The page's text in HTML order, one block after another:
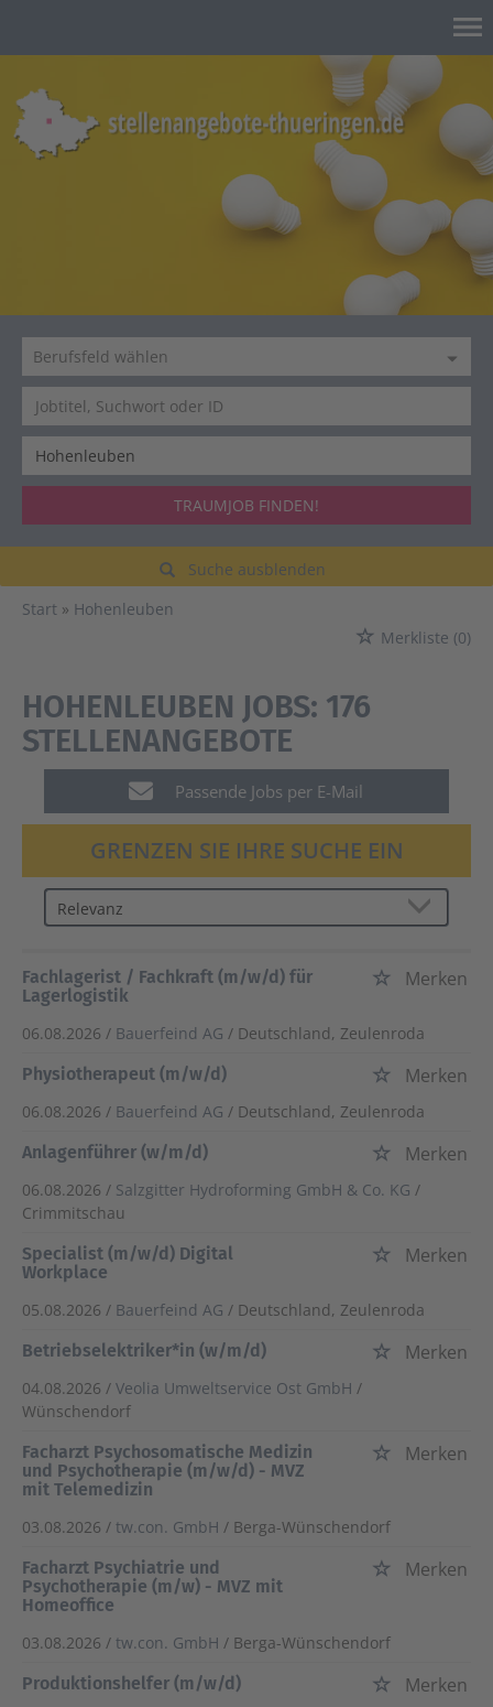
TRAUMJOB FINDEN!
Suche ausblenden
Start
Hohenleuben
Merkliste (0)
HOHENLEUBEN JOBS: 176
STELLENANGEBOTE
Passende Jobs per E-Mail
GRENZEN SIE IHRE SUCHE EIN
Fachlagerist / Fachkraft (m/w/d) für
Lagerlogistik
Merken
06.08.2026 / Bauerfeind AG / Deutschland, Zeulenroda
Physiotherapeut (m/w/d)
Merken
06.08.2026 / Bauerfeind AG / Deutschland, Zeulenroda
Anlagenführer (w/m/d)
Merken
06.08.2026 / Salzgitter Hydroforming GmbH & Co. KG /
Crimmitschau
Specialist (m/w/d) Digital
Workplace
Merken
05.08.2026 / Bauerfeind AG / Deutschland, Zeulenroda
Betriebselektriker*in (w/m/d)
Merken
04.08.2026 / Veolia Umweltservice Ost GmbH /
Wünschendorf
Facharzt Psychosomatische Medizin
und Psychotherapie (m/w/d) - MVZ
mit Telemedizin
Merken
03.08.2026 / tw.con. GmbH / Berga-Wünschendorf
Facharzt Psychiatrie und
Psychotherapie (m/w) - MVZ mit
Homeoffice
Merken
03.08.2026 / tw.con. GmbH / Berga-Wünschendorf
Produktionshelfer (m/w/d)
Merken